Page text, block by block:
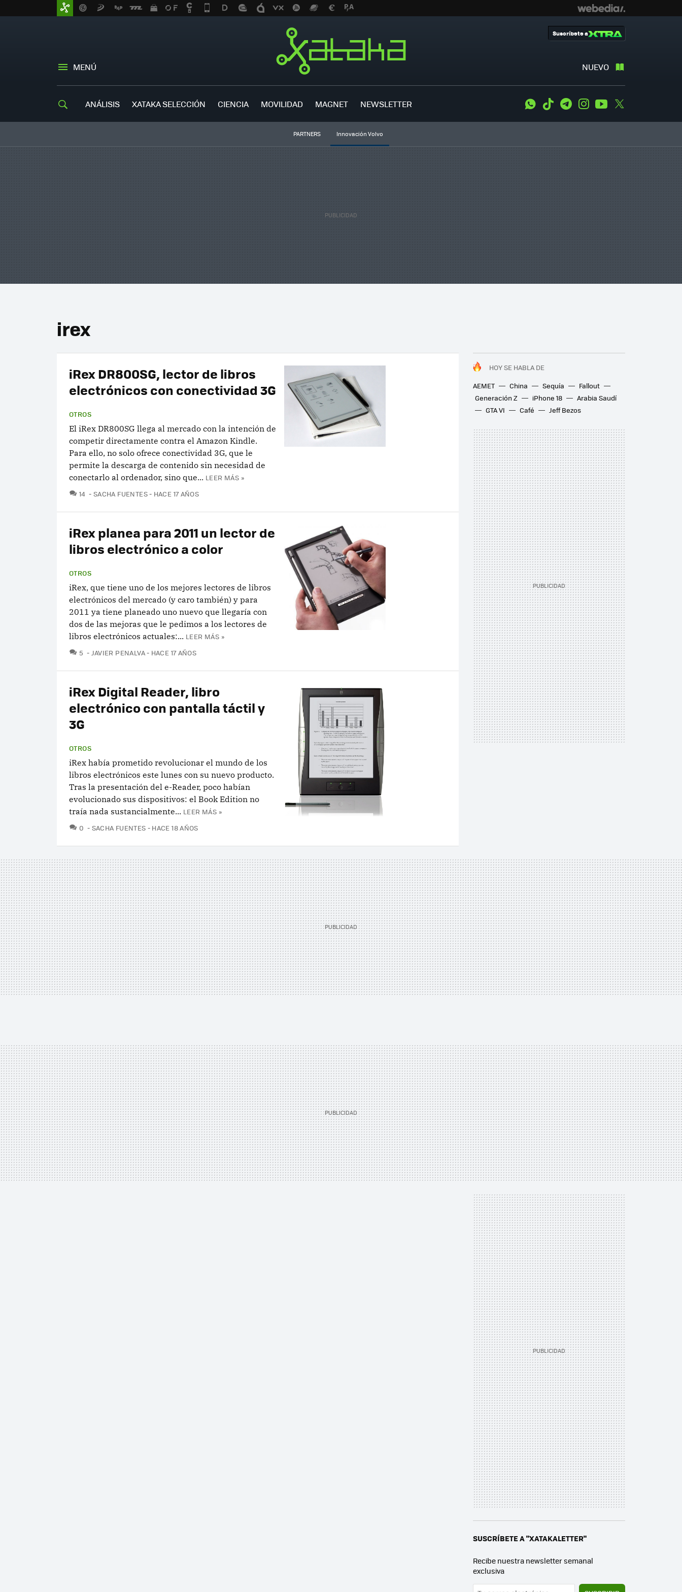
MENÚ NUEVO
Suscríbete a
ANÁLISIS XATAKA SELECCIÓN CIENCIA MOVILIDAD MAGNET NEWSLETTER WhatsApp
Tiktok TelegramInstagramYoutube
PARTNERS Innovación Volvo
irex
HOY SE HABLA DE
AEMET
China Sequía
Fallout
Generación Z
iPhone 18
Arabia Saudí
GTA VI
Café Jeff Bezos
iRex DR800SG, lector de libros
electrónicos con conectividad 3G
OTROS
El iRex DR800SG llega al mercado con la intención de
competir directamente contra el Amazon Kindle.
Para ello, no solo ofrece conectividad 3G, que le
permite la descarga de contenido sin necesidad de
conectarlo al ordenador, sino que... LEER MÁS »
14 COMENTARIOS
SACHA FUENTES HACE 17 AÑOS
iRex planea para 2011 un lector de
libros electrónico a color
OTROS
iRex, que tiene uno de los mejores lectores de libros
electrónicos del mercado (y caro también) y para
2011 ya tiene planeado uno nuevo que llegaría con
dos de las mejoras que le pedimos a los lectores de
libros electrónicos actuales:... LEER MÁS »
5 COMENTARIOS
JAVIER PENALVA HACE 17 AÑOS
iRex Digital Reader, libro
electrónico con pantalla táctil y
3G
OTROS
iRex había prometido revolucionar el mundo de los
libros electrónicos este lunes con su nuevo producto.
Tras la presentación del e-Reader, poco habían
evolucionado sus dispositivos: el Book Edition no
traía nada sustancialmente... LEER MÁS »
0 COMENTARIOS
SACHA FUENTES HACE 18 AÑOS
SUSCRÍBETE A "XATAKALETTER"
Recibe nuestra newsletter semanal
exclusiva